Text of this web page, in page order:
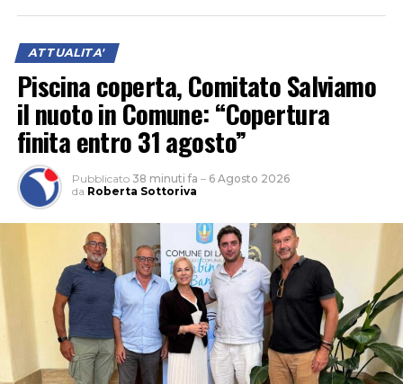
ATTUALITA'
Piscina coperta, Comitato Salviamo
il nuoto in Comune: “Copertura
finita entro 31 agosto”
Pubblicato 38 minuti fa – 6 Agosto 2026
da Roberta Sottoriva